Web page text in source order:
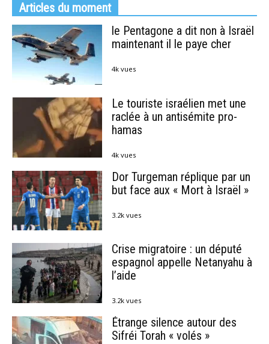
Articles du moment
le Pentagone a dit non à Israël
maintenant il le paye cher
4k vues
Le touriste israélien met une
raclée à un antisémite pro-
hamas
4k vues
Dor Turgeman réplique par un
but face aux « Mort à Israël »
3.2k vues
Crise migratoire : un député
espagnol appelle Netanyahu à
l’aide
3.2k vues
Étrange silence autour des
Sifréi Torah « volés »